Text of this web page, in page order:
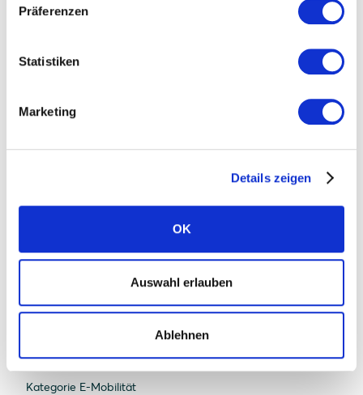
Präferenzen
Statistiken
Marketing
Details zeigen
OK
Auswahl erlauben
Ablehnen
Standorte
Presse
Kategorie Beratung und Planung
Kategorie E-Mobilität